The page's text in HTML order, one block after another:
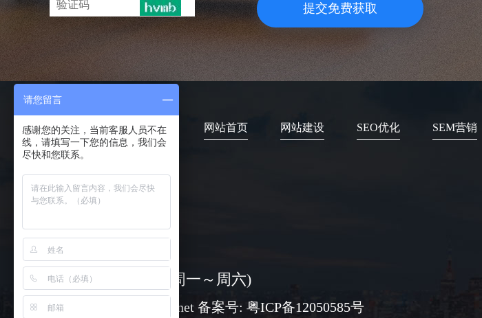
提交免费获取
网站首页 网站建设 SEO优化 SEM营销
08:30-18:00 ( 周一～周六)
www@chuangli.net 备案号: 粤ICP备12050585号
请您留言
感谢您的关注，当前客服人员不在
线，请填写一下您的信息，我们会
尽快和您联系。